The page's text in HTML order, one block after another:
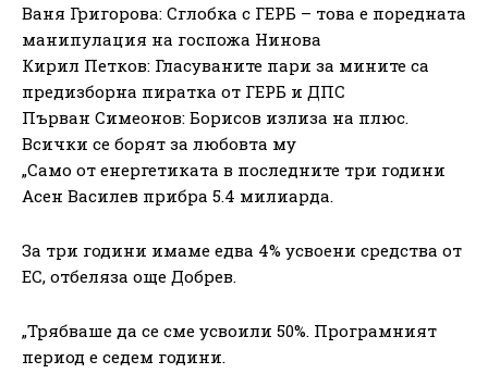
Ваня Григорова: Сглобка с ГЕРБ – това е поредната
манипулация на госпожа Нинова
Кирил Петков: Гласуваните пари за мините са
предизборна пиратка от ГЕРБ и ДПС
Първан Симеонов: Борисов излиза на плюс.
Всички се борят за любовта му
„Само от енергетиката в последните три години
Асен Василев прибра 5.4 милиарда.
За три години имаме едва 4% усвоени средства от
ЕС, отбеляза още Добрев.
„Трябваше да се сме усвоили 50%. Програмният
период е седем години.